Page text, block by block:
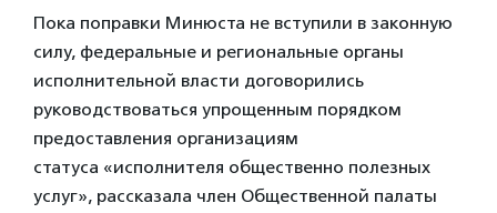
Пока поправки Минюста не вступили в законную
силу, федеральные и региональные органы
исполнительной власти договорились
руководствоваться упрощенным порядком
предоставления организациям
статуса «исполнителя общественно полезных
услуг», рассказала член Общественной палаты